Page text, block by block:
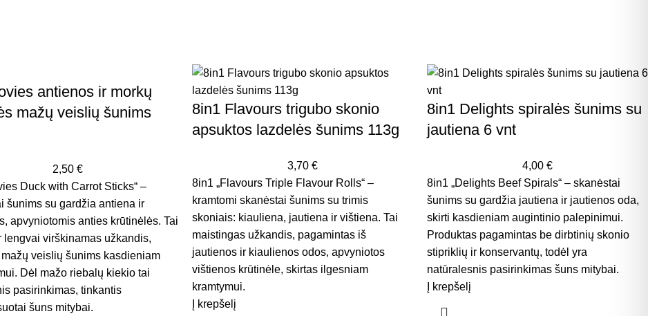
antienos ir morkų
mažų veislių šunims
2,50 €
Duck with Carrot Sticks“ –
šunims su gardžia antiena ir
apvyniotomis anties krūtinėlės. Tai
lengvai virškinamas užkandis,
veislių šunims kasdieniam
Dėl mažo riebalų kiekio tai
pasirinkimas, tinkantis
šuns mitybai.
8in1 Flavours trigubo skonio
apsuktos lazdelės šunims 113g
3,70 €
8in1 „Flavours Triple Flavour Rolls“ –
kramtomi skanėstai šunims su trimis
skoniais: kiauliena, jautiena ir vištiena. Tai
maistingas užkandis, pagamintas iš
jautienos ir kiaulienos odos, apvyniotos
vištienos krūtinėle, skirtas ilgesniam
kramtymui.
Į krepšelį
8in1 Delights spiralės šunims su
jautiena 6 vnt
4,00 €
8in1 „Delights Beef Spirals“ – skanėstai
šunims su gardžia jautiena ir jautienos oda,
skirti kasdieniam augintinio palepinimui.
Produktas pagamintas be dirbtinių skonio
stipriklių ir konservantų, todėl yra
natūralesnis pasirinkimas šuns mitybai.
Į krepšelį